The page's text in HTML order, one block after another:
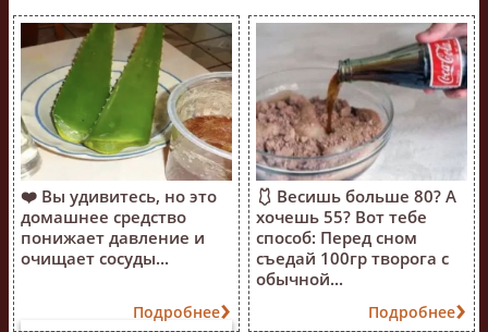
❤️ Вы удивитесь, но это
домашнее средство
понижает давление и
очищает сосуды...
Подробнее
🩱 Весишь больше 80? А
хочешь 55? Вот тебе
способ: Перед сном
съедай 100гр творога с
обычной...
Подробнее